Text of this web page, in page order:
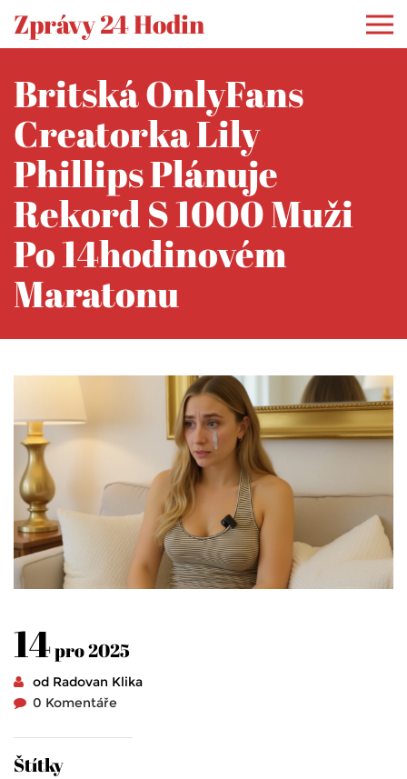
Zprávy 24 Hodin
Britská OnlyFans
Creatorka Lily
Phillips Plánuje
Rekord S 1000 Muži
Po 14hodinovém
Maratonu
14pro 2025
od Radovan Klika
0 Komentáře
Štítky